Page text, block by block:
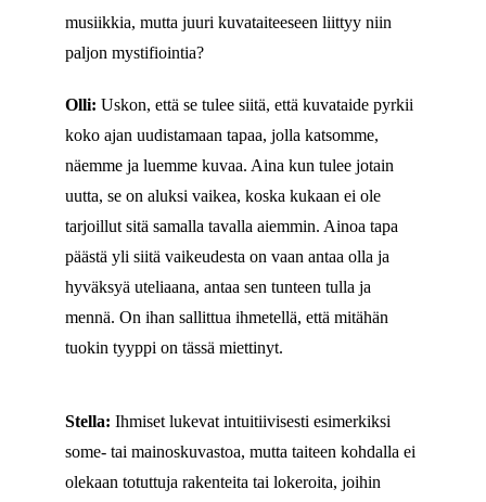
musiikkia, mutta juuri kuvataiteeseen liittyy niin
paljon mystifiointia?
Olli: Uskon, että se tulee siitä, että kuvataide pyrkii
koko ajan uudistamaan tapaa, jolla katsomme,
näemme ja luemme kuvaa. Aina kun tulee jotain
uutta, se on aluksi vaikea, koska kukaan ei ole
tarjoillut sitä samalla tavalla aiemmin. Ainoa tapa
päästä yli siitä vaikeudesta on vaan antaa olla ja
hyväksyä uteliaana, antaa sen tunteen tulla ja
mennä. On ihan sallittua ihmetellä, että mitähän
tuokin tyyppi on tässä miettinyt.
Stella: Ihmiset lukevat intuitiivisesti esimerkiksi
some- tai mainoskuvastoa, mutta taiteen kohdalla ei
olekaan totuttuja rakenteita tai lokeroita, joihin